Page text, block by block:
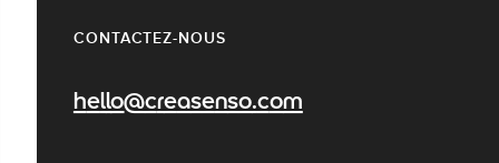
CONTACTEZ-NOUS
hello@creasenso.com